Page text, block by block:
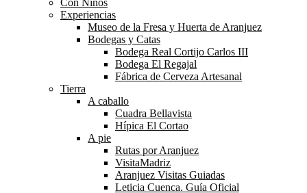
Con Niños
Experiencias
Museo de la Fresa y Huerta de Aranjuez
Bodegas y Catas
Bodega Real Cortijo Carlos III
Bodega El Regajal
Fábrica de Cerveza Artesanal
Tierra
A caballo
Cuadra Bellavista
Hípica El Cortao
A pie
Rutas por Aranjuez
VisitaMadriz
Aranjuez Visitas Guiadas
Leticia Cuenca. Guía Oficial